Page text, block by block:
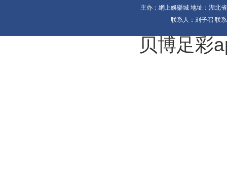
主办：網上娛樂城 地址：湖北
联系人：刘子召 联
贝博足彩